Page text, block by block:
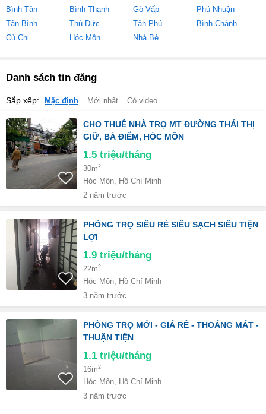
Bình Tân
Bình Thạnh Gò Vấp
Phú Nhuận
Tân Bình
Thủ Đức Tân Phú
Bình Chánh
Củ Chi
Hóc Môn Nhà Bè
Danh sách tin đăng
Sắp xếp: Mặc định Mới nhất Có video
CHO THUÊ NHÀ TRỌ MT ĐƯỜNG THÁI THỊ
GIỮ, BÀ ĐIỂM, HÓC MÔN
1.5 triệu/tháng
30m2
Hóc Môn, Hồ Chí Minh
2 năm trước
PHÒNG TRỌ SIÊU RẺ SIÊU SẠCH SIÊU TIỆN
LỢI
1.9 triệu/tháng
22m2
Hóc Môn, Hồ Chí Minh
3 năm trước
PHÒNG TRỌ MỚI - GIÁ RẺ - THOÁNG MÁT -
THUẬN TIỆN
1.1 triệu/tháng
16m2
Hóc Môn, Hồ Chí Minh
3 năm trước